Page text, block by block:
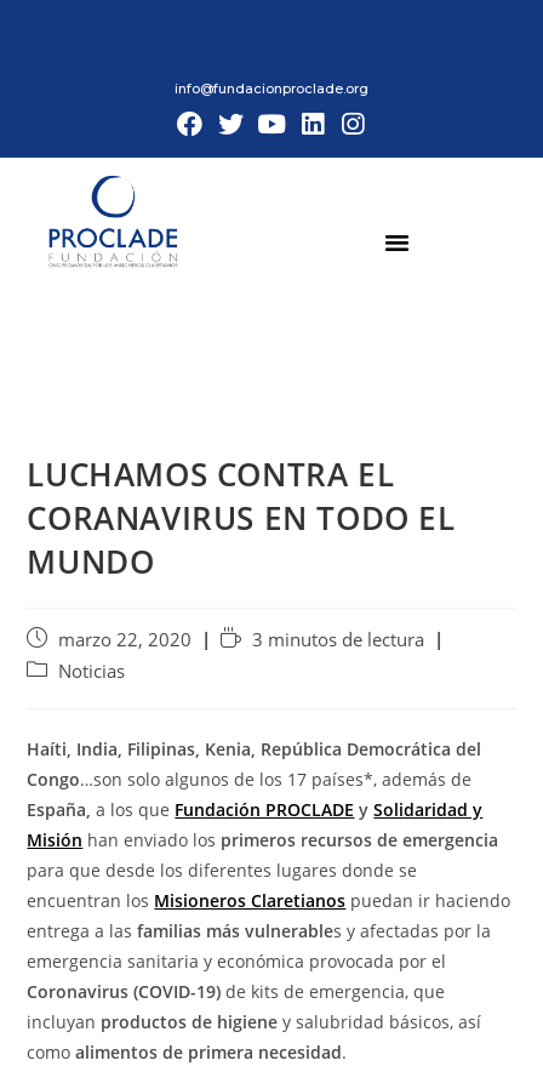
info@fundacionproclade.org
LUCHAMOS CONTRA EL
CORANAVIRUS EN TODO EL
MUNDO
marzo 22, 2020
3 minutos de lectura
Noticias
Haíti, India, Filipinas, Kenia, República Democrática del
Congo…son solo algunos de los 17 países*, además de
España, a los que Fundación PROCLADE ySolidaridad y
Misión han enviado los primeros recursos de emergencia
para que desde los diferentes lugares donde se
encuentran los Misioneros Claretianos puedan ir haciendo
entrega a lasfamilias más vulnerables y afectadas por la
emergencia sanitaria y económica provocada por el
Coronavirus (COVID-19) de kits de emergencia, que
incluyan productos de higiene y salubridad básicos, así
comoalimentos de primera necesidad.